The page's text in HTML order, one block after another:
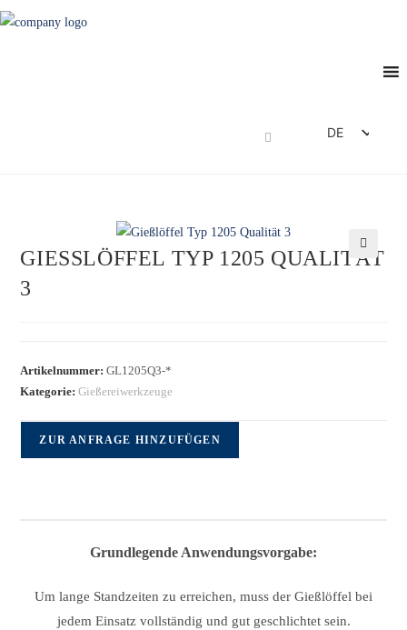
DE
IT
🔍
GIESSLÖFFEL TYP 1205 QUALITÄT 3
Artikelnummer:GL1205Q3-*
Kategorie:Gießereiwerkzeuge
ZUR ANFRAGE HINZUFÜGEN
Grundlegende Anwendungsvorgabe:
Um lange Standzeiten zu erreichen, muss der Gießlöffel bei
jedem Einsatz vollständig und gut geschlichtet sein.